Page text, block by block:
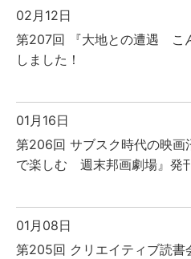
02月12日
第207回 『大地との遭遇 こ
しました！
01月16日
第206回 サブスク時代の映
で楽しむ 週末邦画劇場』発
01月08日
第205回 クリエイティブ読書